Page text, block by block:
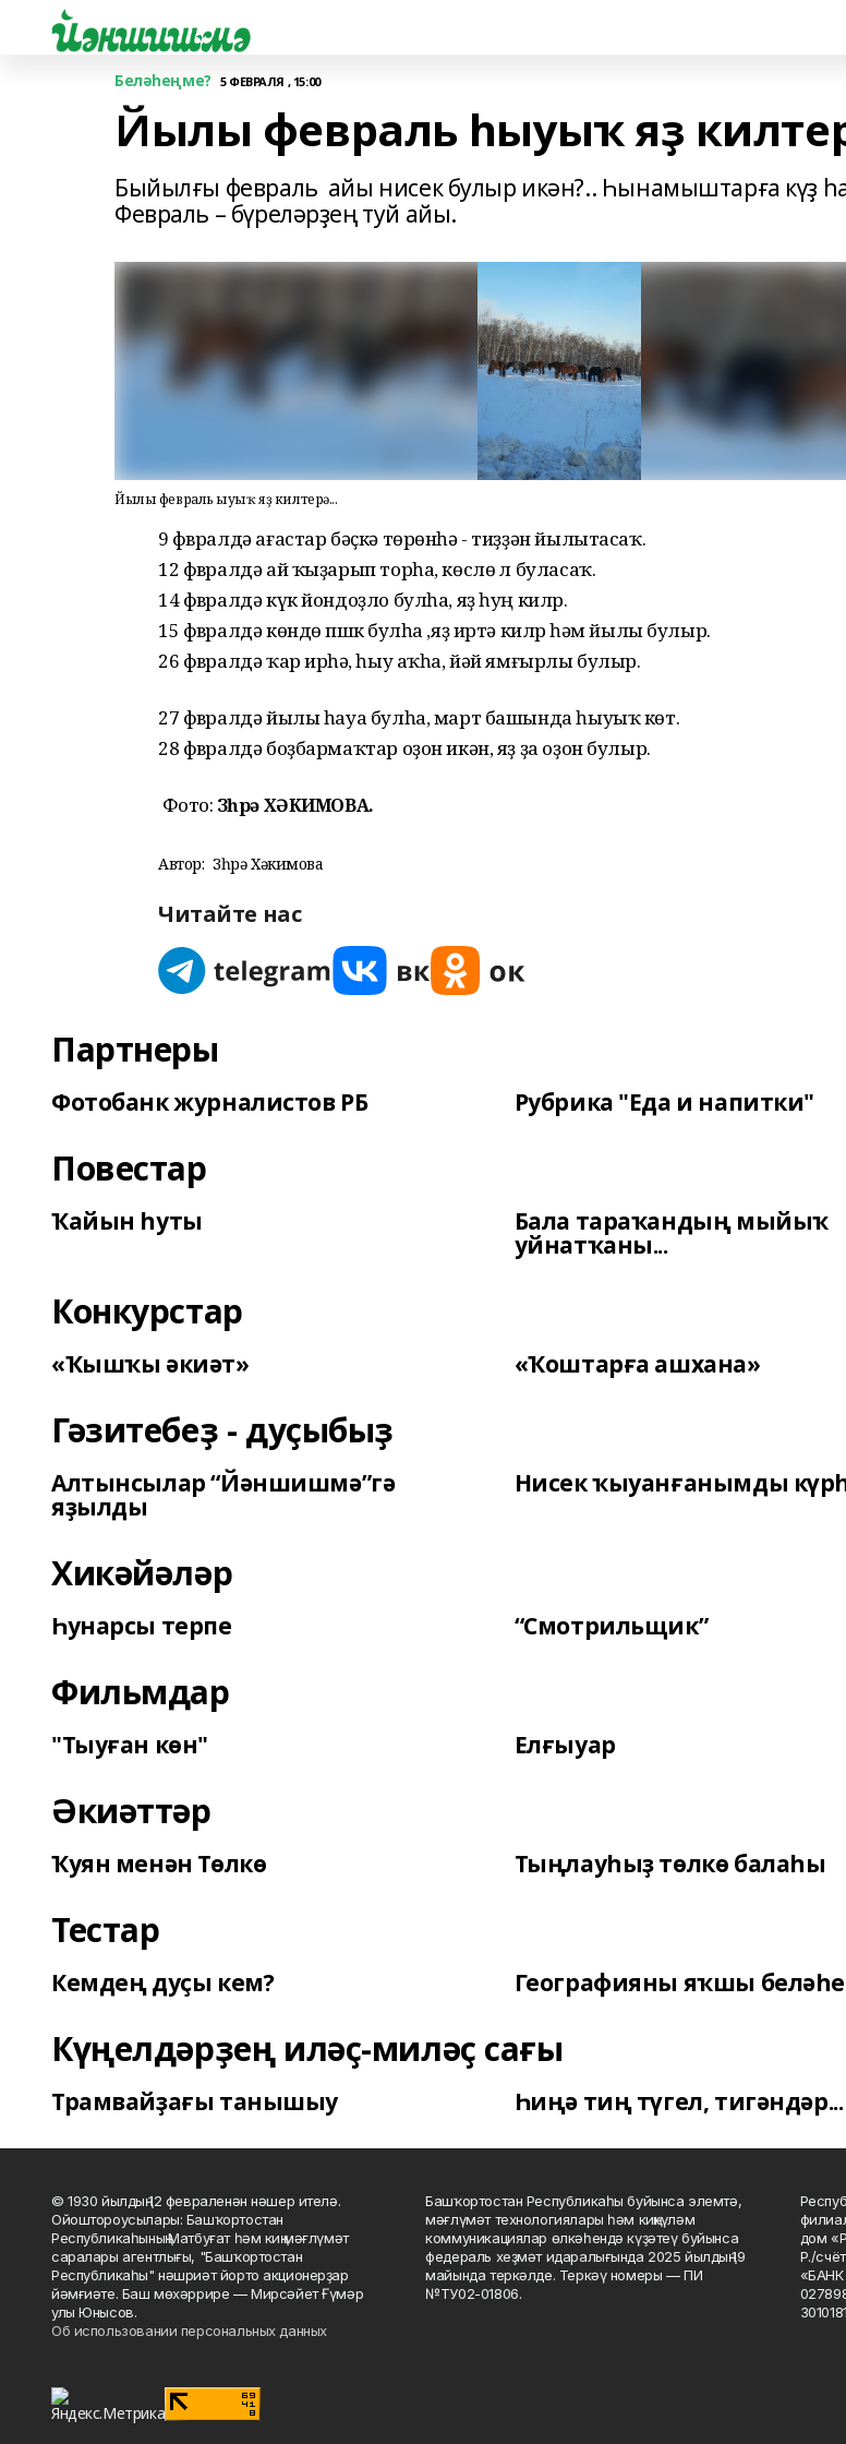
Беләһеңме? 5 ФЕВРАЛЯ , 15:00
Йылы февраль һыуыҡ яҙ
Быйылғы февраль айы нисек булыр икән?.. Һынамыштарға күҙ
Февраль – бүреләрҙең туй айы.
Йылы февраль һыуыҡ яҙ килтерә...
9 фҽвралдә ағастар бәҫкә төрөнһә - тиҙҙән йылытасаҡ.
12 фҽвралдә ай ҡыҙарып торһа, көслө ҽл буласаҡ.
14 фҽвралдә күк йондоҙло булһа, яҙ һуң килҽр.
15 фҽвралдә көндө ҽпшҽк булһа ,яҙ иртә килҽр һәм йылы булыр.
26 фҽвралдә ҡар ирҽһә, һыу аҡһа, йәй ямғырлы булыр.
27 фҽвралдә йылы һауа булһа, март башында һыуыҡ көт.
28 фҽвралдә боҙбармаҡтар оҙон икән, яҙ ҙа оҙон булыр.
Фото: Зөһрә ХӘКИМОВА.
Автор: Зөһрә Хәкимова
Читайте нас
Партнеры
Фотобанк журналистов РБ Рубрика "Еда и напитки"
Повестар
Ҡайын һуты Бала тараҡандың мыйыҡ
уйнатҡаны...
Конкурстар
«Ҡышҡы әкиәт» «Ҡоштарға ашхана»
Гәзитебеҙ - дуҫыбыҙ
Алтынсылар “Йәншишмә”гә
яҙылды
Нисек ҡыуанғанымды
Хикәйәләр
Һунарсы терпе “Смотрильщик”
Фильмдар
"Тыуған көн" Елғыуар
Әкиәттәр
Ҡуян менән Төлкө Тыңлауһыҙ төлкө балаһы
Тестар
Кемдең дуҫы кем? Географияны яҡшы
Күңелдәрҙең иләҫ-миләҫ сағы
Трамвайҙағы танышыу Һиңә тиң түгел, тигәндәр...
© 1930 йылдың 12 февраленән нәшер ителә.
Ойоштороусылары: Башҡортостан
Республикаһының Матбуғат һәм киң мәғлүмәт
саралары агентлығы, "Башҡортостан
Республикаһы" нәшриәт йорто акционерҙар
йәмғиәте. Баш мөхәррире — Мирсәйет Ғүмәр
улы Юнысов.
Об использовании персональных данных
Башҡортостан Республикаһы буйынса элемтә,
мәғлүмәт технологиялары һәм киңкүләм
коммуникациялар өлкәһендә күҙәтеү буйынса
федераль хеҙмәт идаралығында 2025 йылдың 19
майында теркәлде. Теркәү номеры — ПИ
№ТУ02-01806.
дом
Р./